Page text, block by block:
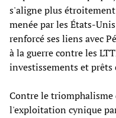
s'aligne plus
menée par les États-
renforcé ses liens avec
à la guerre contre les
investissements et
Contre le triomphalisme
l'exploitation cynique